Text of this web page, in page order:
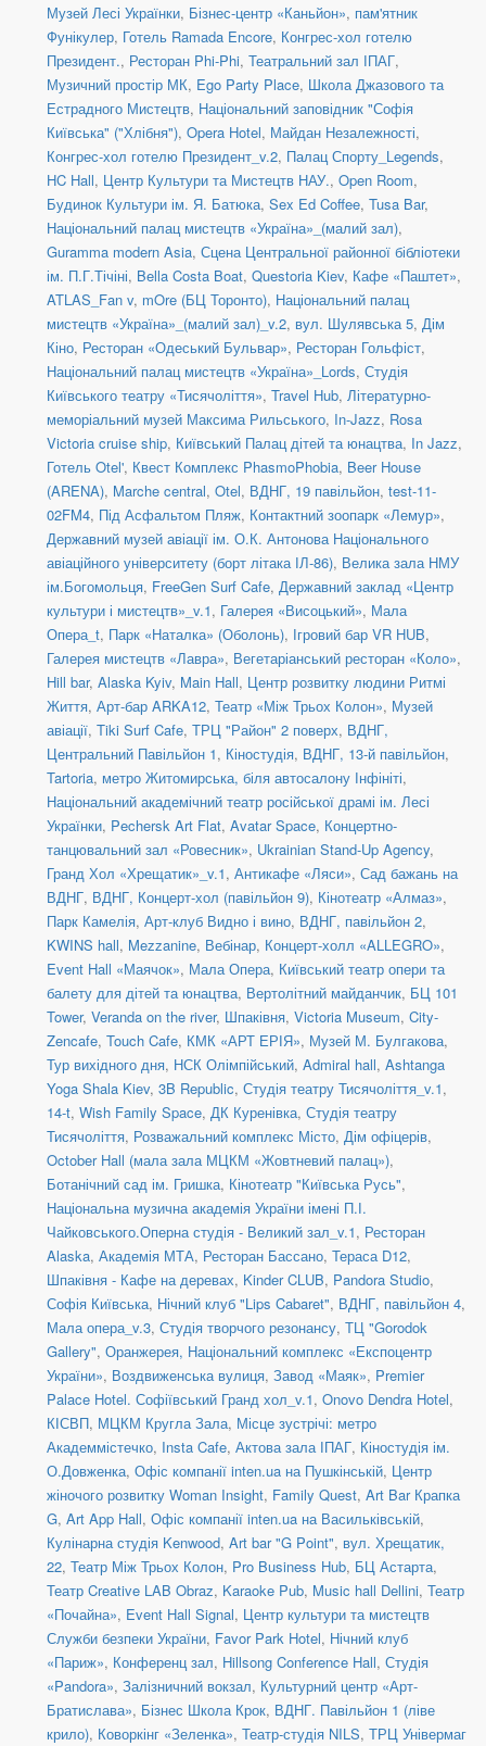
Музей Лесі Українки, Бізнес-центр «Каньйон», пам'ятник
Фунікулер, Готель Ramada Encore, Конгрес-хол готелю
Президент., Ресторан Phi-Phi, Театральний зал ІПАГ,
Музичний простір МК, Ego Party Place, Школа Джазового та
Естрадного Мистецтв, Національний заповідник "Софія
Київська" ("Хлібня"), Opera Hotel, Майдан Незалежності,
Конгрес-хол готелю Президент_v.2, Палац Спорту_Legends,
HC Hall, Центр Культури та Мистецтв НАУ., Open Room,
Будинок Культури ім. Я. Батюка, Sex Ed Coffee, Tusa Bar,
Національний палац мистецтв «Україна»_(малий зал),
Guramma modern Asia, Сцена Центральної районної бібліотеки
ім. П.Г.Тічіні, Bella Costa Boat, Questoria Kiev, Кафе «Паштет»,
ATLAS_Fan v, mOre (БЦ Торонто), Національний палац
мистецтв «Україна»_(малий зал)_v.2, вул. Шулявська 5, Дім
Кіно, Ресторан «Одеський Бульвар», Ресторан Гольфіст,
Національний палац мистецтв «Україна»_Lords, Студія
Київського театру «Тисячоліття», Travel Hub, Літературно-
меморіальний музей Максима Рильського, In-Jazz, Rosa
Victoria cruise ship, Київський Палац дітей та юнацтва, In Jazz,
Готель Otel', Квест Комплекс PhasmoPhobia, Beer House
(ARENA), Marche central, Otel, ВДНГ, 19 павільйон, test-11-
02FM4, Під Асфальтом Пляж, Контактний зоопарк «Лемур»,
Державний музей авіації ім. О.К. Антонова Національного
авіаційного університету (борт літака ІЛ-86), Велика зала НМУ
ім.Богомольця, FreeGen Surf Cafe, Державний заклад «Центр
культури і мистецтв»_v.1, Галерея «Висоцький», Мала
Опера_t, Парк «Наталка» (Оболонь), Ігровий бар VR HUB,
Галерея мистецтв «Лавра», Вегетаріанський ресторан «Коло»,
Hill bar, Alaska Kyiv, Main Hall, Центр розвитку людини Ритмі
Життя, Арт-бар ARKA12, Театр «Між Трьох Колон», Музей
авіації, Tiki Surf Cafe, ТРЦ "Район" 2 поверх, ВДНГ,
Центральний Павільйон 1, Кіностудія, ВДНГ, 13-й павільйон,
Tartoria, метро Житомирська, біля автосалону Інфініті,
Національний академічний театр російської драмі ім. Лесі
Українки, Pechersk Art Flat, Avatar Space, Концертно-
танцювальний зал «Ровесник», Ukrainian Stand-Up Agency,
Гранд Хол «Хрещатик»_v.1, Антикафе «Ляси», Сад бажань на
ВДНГ, ВДНГ, Концерт-хол (павільйон 9), Кінотеатр «Алмаз»,
Парк Камелія, Арт-клуб Видно і вино, ВДНГ, павільйон 2,
KWINS hall, Mezzanine, Вебінар, Концерт-холл «ALLEGRO»,
Event Hall «Маячок», Мала Опера, Київський театр опери та
балету для дітей та юнацтва, Вертолітний майданчик, БЦ 101
Tower, Veranda on the river, Шпаківня, Victoria Museum, City-
Zencafe, Touch Cafe, КМК «АРТ ЕРІЯ», Музей М. Булгакова,
Тур вихідного дня, НСК Олімпійський, Admiral hall, Ashtanga
Yoga Shala Kiev, 3B Republic, Студія театру Тисячоліття_v.1,
14-t, Wish Family Space, ДК Куренівка, Студія театру
Тисячоліття, Розважальний комплекс Місто, Дім офіцерів,
October Hall (мала зала МЦКМ «Жовтневий палац»),
Ботанічний сад ім. Гришка, Кінотеатр "Київська Русь",
Національна музична академія України імені П.І.
Чайковського.Оперна студія - Великий зал_v.1, Ресторан
Alaska, Академія МТА, Ресторан Бассано, Тераса D12,
Шпаківня - Кафе на деревах, Kinder CLUB, Pandora Studio,
Софія Київська, Нічний клуб "Lips Cabaret", ВДНГ, павільйон 4,
Мала опера_v.3, Студія творчого резонансу, ТЦ "Gorodok
Gallery", Оранжерея, Національний комплекс «Експоцентр
України», Воздвиженська вулиця, Завод «Маяк», Premier
Palace Hotel. Софіївський Гранд хол_v.1, Onovo Dendra Hotel,
КІСВП, МЦКМ Кругла Зала, Місце зустрічі: метро
Академмістечко, Insta Cafe, Актова зала ІПАГ, Кіностудія ім.
О.Довженка, Офіс компанії inten.ua на Пушкінській, Центр
жіночого розвитку Woman Insight, Family Quest, Art Bar Крапка
G, Art App Hall, Офіс компанії inten.ua на Васильківській,
Кулінарна студія Kenwood, Art bar "G Point", вул. Хрещатик,
22, Театр Між Трьох Колон, Pro Business Hub, БЦ Астарта,
Театр Creative LAB Obraz, Karaoke Pub, Music hall Dellini, Театр
«Почайна», Event Hall Signal, Центр культури та мистецтв
Служби безпеки України, Favor Park Hotel, Нічний клуб
«Париж», Конференц зал, Hillsong Conference Hall, Студія
«Pandora», Залізничний вокзал, Культурний центр «Арт-
Братислава», Бізнес Школа Крок, ВДНГ. Павільйон 1 (ліве
крило), Коворкінг «Зеленка», Театр-студія NILS, ТРЦ Універмаг